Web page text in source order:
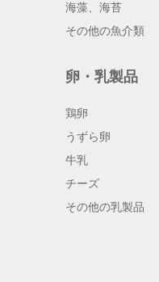
海藻、海苔
その他の魚介類
卵・乳製品
鶏卵
うずら卵
牛乳
チーズ
その他の乳製品